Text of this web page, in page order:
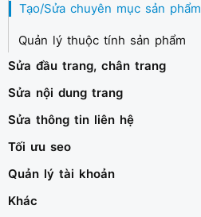
Tạo/Sửa chuyên mục sản phẩm
Quản lý thuộc tính sản phẩm
Sửa đầu trang, chân trang
Sửa nội dung trang
Sửa thông tin liên hệ
Tối ưu seo
Quản lý tài khoản
Khác